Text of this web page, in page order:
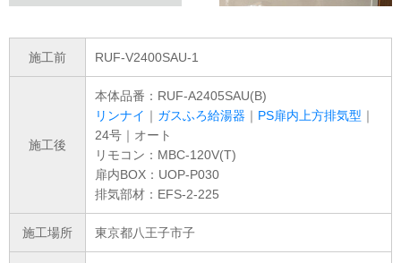
施工前 RUF-V2400SAU-1
施工後
本体品番：RUF-A2405SAU(B)
リンナイ ｜ ガスふろ給湯器 ｜ PS扉内上方排気型 ｜
24号｜オート
リモコン：MBC-120V(T)
扉内BOX：UOP-P030
排気部材：EFS-2-225
施工場所 東京都八王子市子